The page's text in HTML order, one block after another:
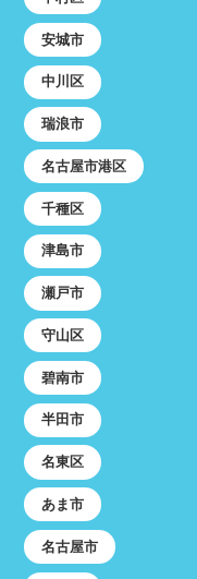
安城市
中川区
瑞浪市
名古屋市港区
千種区
津島市
瀬戸市
守山区
碧南市
半田市
名東区
あま市
名古屋市